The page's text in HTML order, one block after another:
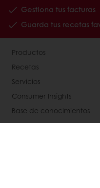
Gestiona tus facturas
Guarda tus recetas
Productos
Recetas
Servicios
Consumer Insights
Base de conocimientos